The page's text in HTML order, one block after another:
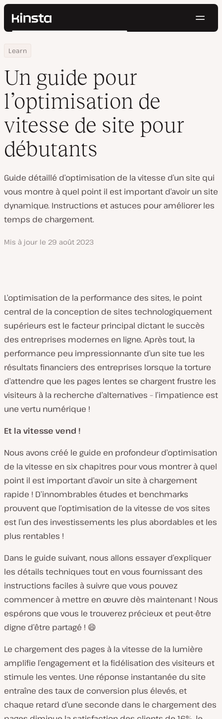
Kinsta®
Ressources
Contact
Rechercher
Home
Centre de ressources
Learn
Un guide pour l’optimisation de vitesse de site pour débutants
Un guide pour
l’optimisation de
vitesse de site pour
débutants
Guide détaillé d’optimisation de la vitesse d’un site qui
vous montre à quel point il est important d’avoir un site
dynamique. Instructions et astuces pour améliorer les
temps de chargement.
Mis à jour le 29 août 2023
L’optimisation de la performance des sites, le point
central de la conception de sites technologiquement
supérieurs est le facteur principal dictant le succès
des entreprises modernes en ligne. Après tout, la
performance peu impressionnante d’un site tue les
résultats financiers des entreprises lorsque la torture
d’attendre que les pages lentes se chargent frustre les
visiteurs à la recherche d’alternatives – l’impatience est
une vertu numérique !
Et la vitesse vend !
Nous avons créé le guide en profondeur d’optimisation
de la vitesse en six chapitres pour vous montrer à quel
point il est important d’avoir un site à chargement
rapide ! D’innombrables études et benchmarks
prouvent que l’optimisation de la vitesse de vos sites
est l’un des investissements les plus abordables et les
plus rentables !
Dans le guide suivant, nous allons essayer d’expliquer
les détails techniques tout en vous fournissant des
instructions faciles à suivre que vous pouvez
commencer à mettre en œuvre dès maintenant ! Nous
espérons que vous le trouverez précieux et peut-être
digne d’être partagé ! 😄
Le chargement des pages à la vitesse de la lumière
amplifie l’engagement et la fidélisation des visiteurs et
stimule les ventes. Une réponse instantanée du site
entraîne des taux de conversion plus élevés, et
chaque retard d’une seconde dans le chargement des